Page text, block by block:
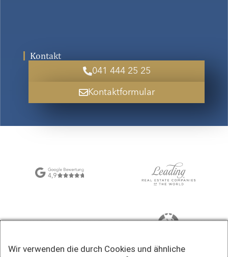
Kontakt
041 444 25 25
Kontaktformular
Wir verwenden die durch Cookies und ähnliche